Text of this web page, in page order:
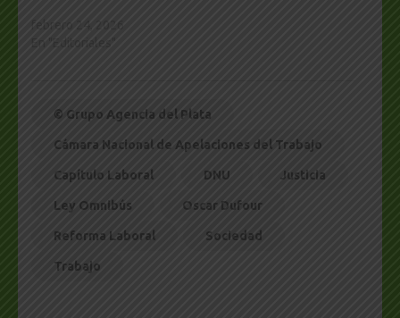
© Grupo Agencia del Plata
Cámara Nacional de Apelaciones del Trabajo
Capítulo Laboral DNU Justicia
Ley Omnibús Oscar Dufour
Reforma Laboral Sociedad
Trabajo